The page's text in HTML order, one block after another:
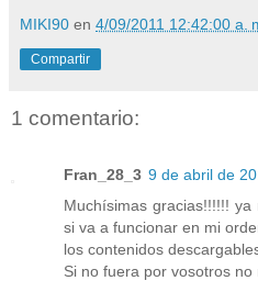
MIKI90 en 4/09/2011 12:42:00 a.
Compartir
1 comentario:
Fran_28_3 9 de abril de
Muchísimas gracias!!!!!!
si va a funcionar en mi
los contenidos
Si no fuera por vosotros